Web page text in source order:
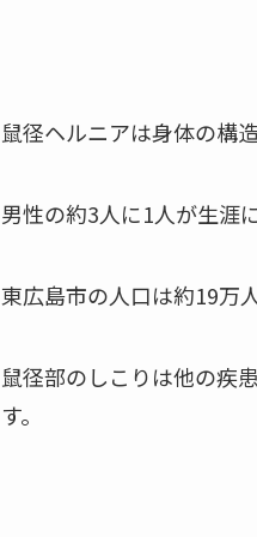
鼠径ヘルニアは身体の構
男性の約3人に1人が生涯
東広島市の人口は約19万
鼠径部のしこりは他の疾
す。